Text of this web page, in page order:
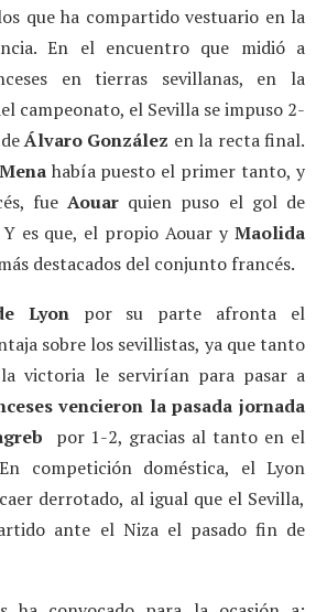
que ha compartido vestuario en la
En el encuentro que midió a
en tierras sevillanas, en la
campeonato, el Sevilla se impuso 2-
Álvaro González en la recta final.
Menahabía puesto el primer tanto, y
fue Aouar quien puso el gol de
es que, el propio Aouar y Maolida
destacados del conjunto francés.
Lyonpor su parte afronta el
sobre los sevillistas, ya que tanto
victoria le servirían para pasar a
vencieron la pasada jornada
por 1-2, gracias al tanto en el
competición doméstica, el Lyon
derrotado, al igual que el Sevilla,
ante el Niza el pasado fin de